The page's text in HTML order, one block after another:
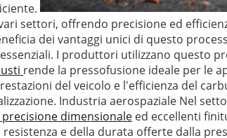
settori, offrendo precisione ed
dei vantaggi unici di questo
I produttori utilizzano questo
rende la pressofusione ideale per le
del veicolo e l'efficienza del
Industria aerospaziale Nel
precisione dimensionale ed eccellenti
e della durata offerte dalla